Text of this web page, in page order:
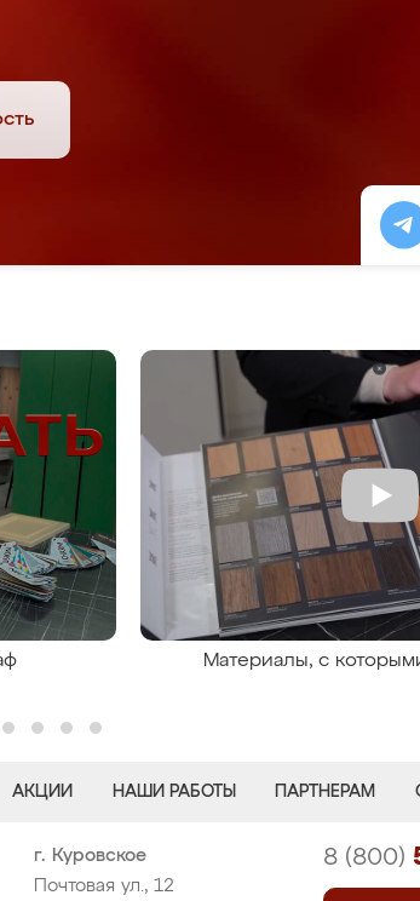
Материалы, с
АКЦИИ НАШИ РАБОТЫ ПАРТНЕРАМ
г. Куровское
Почтовая ул., 12
8 (800)